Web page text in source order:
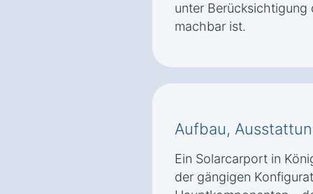
unter
machbar ist.
Aufbau,
Ein Solarcarport in
der gängigen